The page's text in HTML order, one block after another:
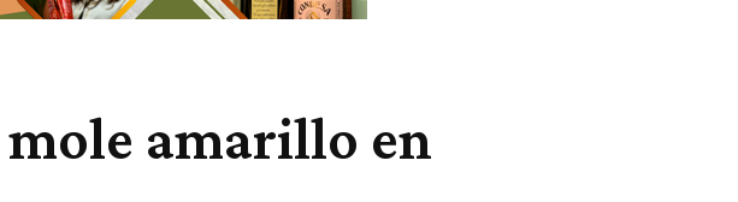
amarillo en